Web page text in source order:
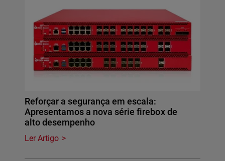
Reforçar a segurança em escala:
Apresentamos a nova série firebox de
alto desempenho
Ler Artigo